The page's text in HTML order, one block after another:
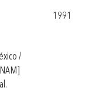
1991
/